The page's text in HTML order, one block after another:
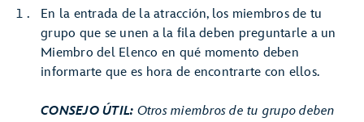
En la entrada de la atracción, los miembros de tu
grupo que se unen a la fila deben preguntarle a un
Miembro del Elenco en qué momento deben
informarte que es hora de encontrarte con ellos.
CONSEJO ÚTIL: Otros miembros de tu grupo deben